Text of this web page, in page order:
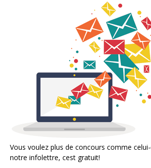
Vous voulez plus de concours comme
notre infolettre, cest gratuit!